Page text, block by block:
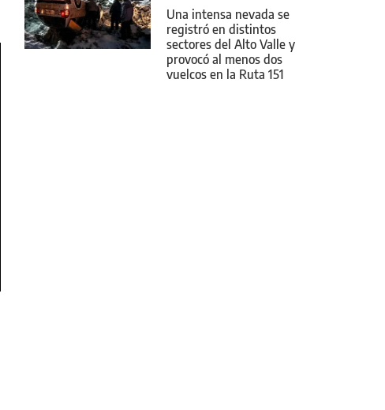
Una intensa nevada se
registró en distintos
sectores del Alto Valle y
provocó al menos dos
vuelcos en la Ruta 151